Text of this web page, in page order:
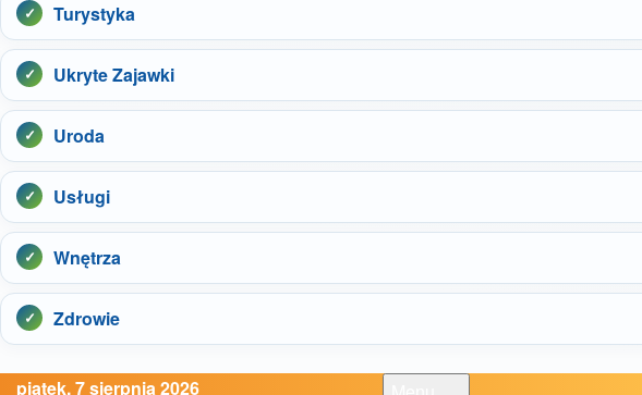
Turystyka
Ukryte Zajawki
Uroda
Usługi
Wnętrza
Zdrowie
piątek, 7 sierpnia 2026